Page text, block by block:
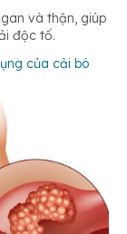
và thận, giúp
độc tố.
của cải bó